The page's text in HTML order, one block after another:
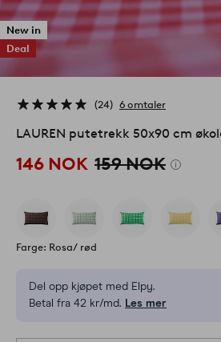
New in
Deal
24 6 omtaler
LAUREN putetrekk 50x90 cm
146 NOK 159 NOK
Farge: Rosa/ rød
Del opp kjøpet med Elpy.
Betal fra 42 kr/md. Les mer